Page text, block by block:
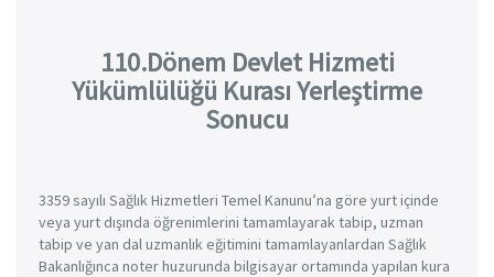
110.Dönem Devlet Hizmeti
Yükümlülüğü Kurası Yerleştirme
Sonucu
3359 sayılı Sağlık Hizmetleri Temel Kanunu’na göre yurt içinde
veya yurt dışında öğrenimlerini tamamlayarak tabip, uzman
tabip ve yan dal uzmanlık eğitimini tamamlayanlardan Sağlık
Bakanlığınca noter huzurunda bilgisayar ortamında yapılan kura